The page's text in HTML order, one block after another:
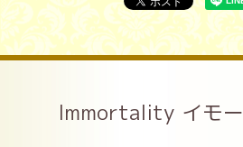
Immortality イモ